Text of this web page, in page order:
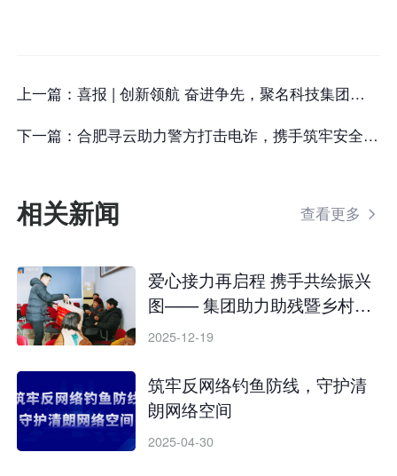
上一篇：喜报 | 创新领航 奋进争先，聚名科技集团荣获“蜀山区优秀创新型企业”
下一篇：合肥寻云助力警方打击电诈，携手筑牢安全防线
相关新闻 查看更多 
爱心接力再启程 携手共绘振兴
图—— 集团助力助残暨乡村振
兴联合服务活动
2025-12-19
筑牢反网络钓鱼防线，守护清
朗网络空间
2025-04-30